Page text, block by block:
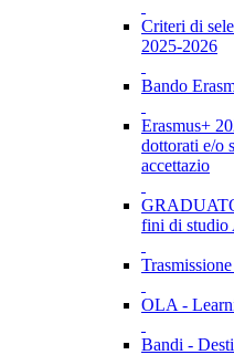
Criteri di
2025-2026
Bando
Erasmus+
dottorati e/o
accettazio
fini di studio
OLA -
Bandi -